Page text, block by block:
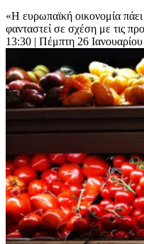
«Η ευρωπαϊκή οικονομία
φανταστεί σε σχέση με τις
13:30 | Πέμπτη 26